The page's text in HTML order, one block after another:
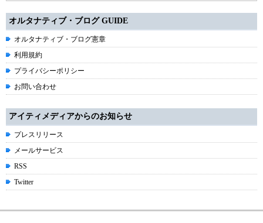
オルタナティブ・ブログ GUIDE
オルタナティブ・ブログ憲章
利用規約
プライバシーポリシー
お問い合わせ
アイティメディアからのお知らせ
プレスリリース
メールサービス
RSS
Twitter